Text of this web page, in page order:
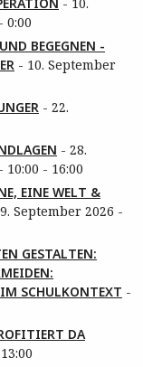
0:00
BEGEGNEN -
- 10. September
- 22.
- 28.
- 16:00
EINE WELT &
September 2026 -
GESTALTEN:
SCHULKONTEXT -
DA